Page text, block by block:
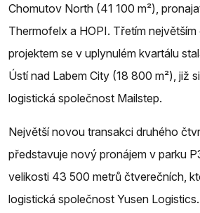
Chomutov North (41 100 m²),
Thermofelx a HOPI. Třetím
projektem se v uplynulém kvartálu
Ústí nad Labem City (18 800 m²), již
logistická společnost Mailstep.
Největší novou transakci druhého
představuje nový pronájem v parku
velikosti 43 500 metrů čtverečních,
logistická společnost Yusen